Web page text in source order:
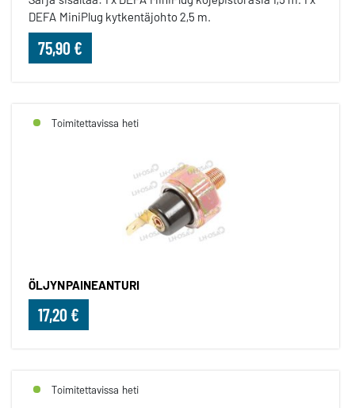
DEFA MiniPlug kytkentäjohto 2,5 m.
75,90 €
Toimitettavissa heti
ÖLJYNPAINEANTURI
17,20 €
Toimitettavissa heti